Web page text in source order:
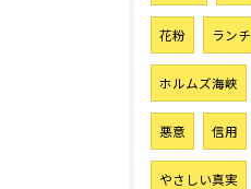
花粉 ランチ
ホルムズ海峡
悪意 信用
やさしい真実